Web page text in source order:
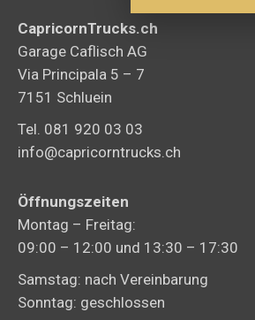
CapricornTrucks.ch
Garage Caflisch AG
Via Principala 5 – 7
7151 Schluein
Tel. 081 920 03 03
info@capricorntrucks.ch
Öffnungszeiten
Montag – Freitag:
09:00 – 12:00 und 13:30 – 17:30
Samstag: nach Vereinbarung
Sonntag: geschlossen